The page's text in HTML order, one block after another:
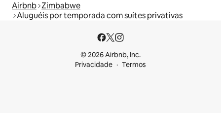
Airbnb Zimbabwe
Aluguéis por temporada com suítes privativas
© 2026 Airbnb, Inc.
Privacidade
Termos